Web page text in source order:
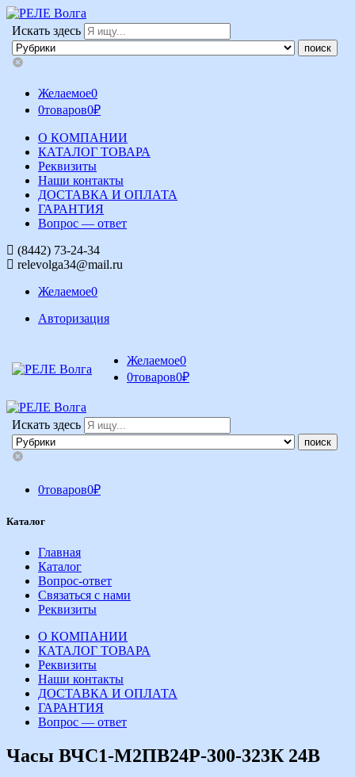
Искать здесь
Желаемое0
0товаров0₽
О КОМПАНИИ
КАТАЛОГ ТОВАРА
Реквизиты
Наши контакты
ДОСТАВКА И ОПЛАТА
ГАРАНТИЯ
Вопрос — ответ
(8442) 73-24-34
relevolga34@mail.ru
Желаемое0
Авторизация
Желаемое0
0товаров0₽
Искать здесь
0товаров0₽
Каталог
Главная
Каталог
Вопрос-ответ
Связаться с нами
Реквизиты
О КОМПАНИИ
КАТАЛОГ ТОВАРА
Реквизиты
Наши контакты
ДОСТАВКА И ОПЛАТА
ГАРАНТИЯ
Вопрос — ответ
Часы ВЧС1-М2ПВ24Р-300-323К 24В